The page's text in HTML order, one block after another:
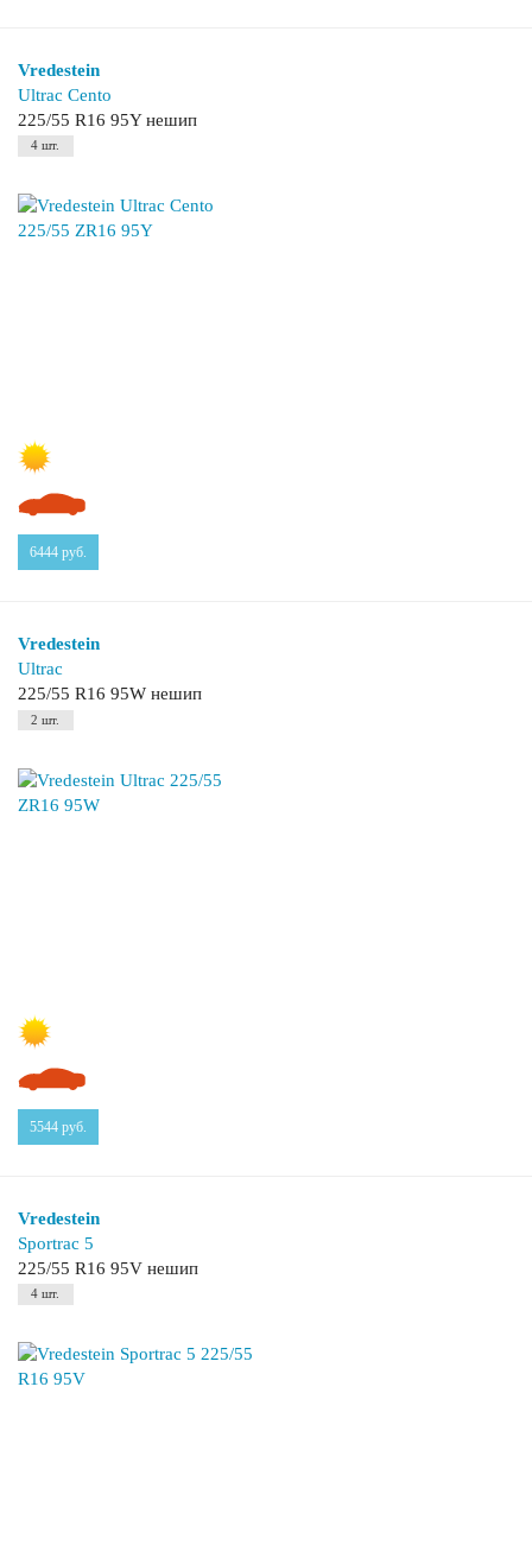
Vredestein
Ultrac Cento
225/55 R16 95Y нешип
4 шт.
6444 руб.
Vredestein
Ultrac
225/55 R16 95W нешип
2 шт.
5544 руб.
Vredestein
Sportrac 5
225/55 R16 95V нешип
4 шт.